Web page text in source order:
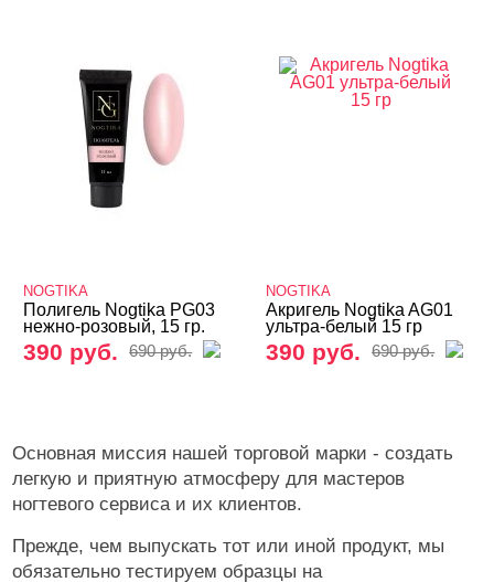
NOGTIKA
Полигель Nogtika PG03
нежно-розовый, 15 гр.
390 руб. 690 руб.
NOGTIKA
Акригель Nogtika AG01
ультра-белый 15 гр
390 руб. 690 руб.
Основная миссия нашей торговой марки - создать
легкую и приятную атмосферу для мастеров
ногтевого сервиса и их клиентов.
Прежде, чем выпускать тот или иной продукт, мы
обязательно тестируем образцы на